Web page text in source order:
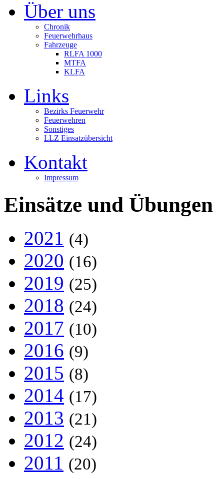
Über uns
Chronik
Feuerwehrhaus
Fahrzeuge
RLFA 1000
MTFA
KLFA
Links
Bezirks Feuerwehr
Feuerwehren
Sonstiges
LLZ Einsatzübersicht
Kontakt
Impressum
Einsätze und Übungen
2021 (4)
2020 (16)
2019 (25)
2018 (24)
2017 (10)
2016 (9)
2015 (8)
2014 (17)
2013 (21)
2012 (24)
2011 (20)